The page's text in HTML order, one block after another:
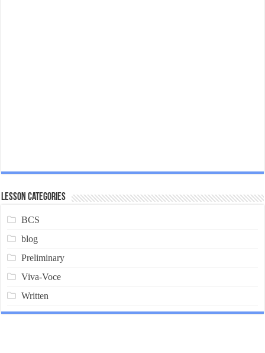
Lesson Categories
BCS
blog
Preliminary
Viva-Voce
Written